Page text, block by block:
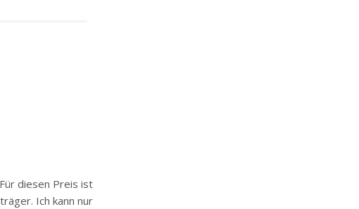
diesen Preis ist
Ich kann nur